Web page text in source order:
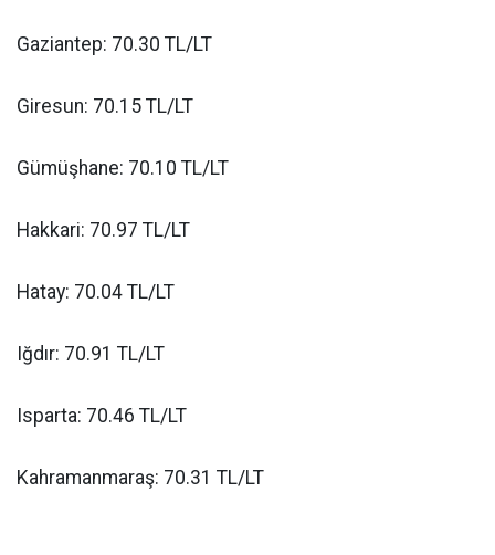
Gaziantep: 70.30 TL/LT
Giresun: 70.15 TL/LT
Gümüşhane: 70.10 TL/LT
Hakkari: 70.97 TL/LT
Hatay: 70.04 TL/LT
Iğdır: 70.91 TL/LT
Isparta: 70.46 TL/LT
Kahramanmaraş: 70.31 TL/LT